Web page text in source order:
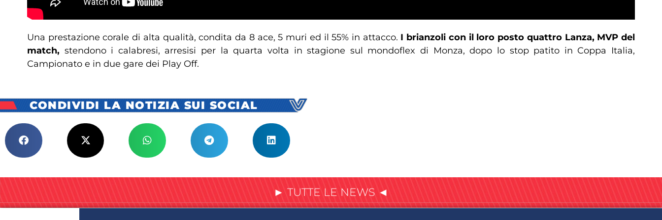
Una prestazione corale di alta qualità, condita da 8 ace, 5 muri ed il 55% in attacco. I brianzoli con il loro posto quattro Lanza, MVP del
match, stendono i calabresi, arresisi per la quarta volta in stagione sul mondoflex di Monza, dopo lo stop patito in Coppa Italia,
Campionato e in due gare dei Play Off.
CONDIVIDI LA NOTIZIA SUI SOCIAL
► TUTTE LE NEWS ◄